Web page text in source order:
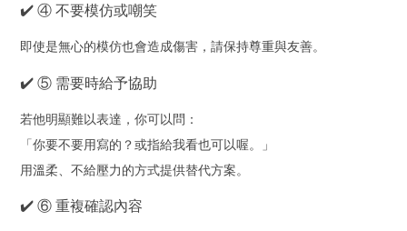
✔️ ④ 不要模仿或嘲笑
即使是無心的模仿也會造成傷害，請保持尊重與友善。
✔️ ⑤ 需要時給予協助
若他明顯難以表達，你可以問：
「你要不要用寫的？或指給我看也可以喔。」
用溫柔、不給壓力的方式提供替代方案。
✔️ ⑥ 重複確認內容